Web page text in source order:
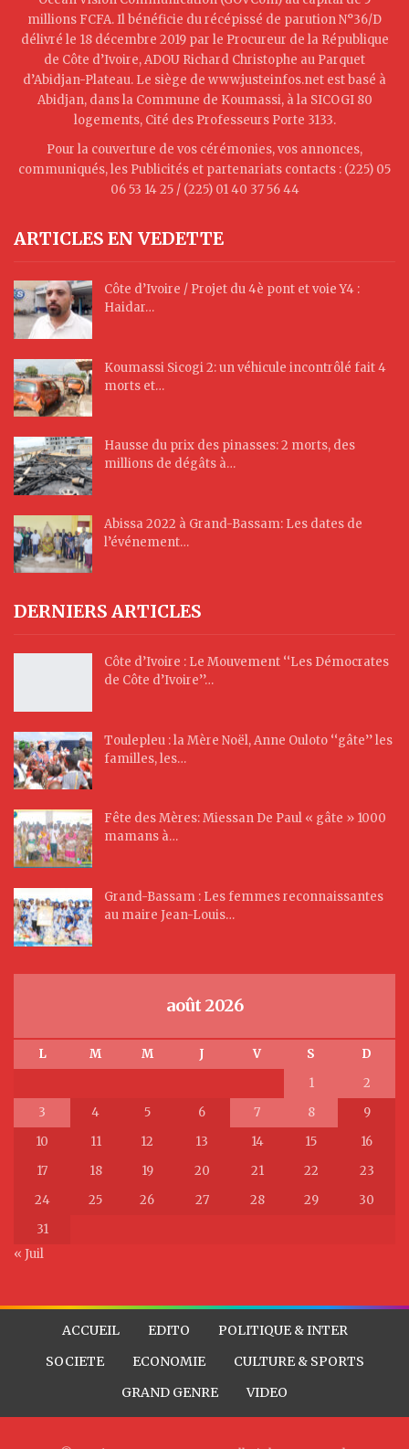
millions FCFA. Il bénéficie du récépissé de parution N°36/D
délivré le 18 décembre 2019 par le Procureur de la République
de Côte d’Ivoire, ADOU Richard Christophe au Parquet
d’Abidjan-Plateau. Le siège de www.justeinfos.net est basé à
Abidjan, dans la Commune de Koumassi, à la SICOGI 80
logements, Cité des Professeurs Porte 3133.
Pour la couverture de vos cérémonies, vos annonces,
communiqués, les Publicités et partenariats contacts : (225) 05
06 53 14 25 / (225) 01 40 37 56 44
ARTICLES EN VEDETTE
Côte d’Ivoire / Projet du 4è pont et voie Y4 :
Haidar…
Koumassi Sicogi 2: un véhicule incontrôlé fait 4
morts et…
Hausse du prix des pinasses: 2 morts, des
millions de dégâts à…
Abissa 2022 à Grand-Bassam: Les dates de
l’événement…
DERNIERS ARTICLES
Côte d’Ivoire : Le Mouvement ‘‘Les Démocrates
de Côte d’Ivoire’’…
Toulepleu : la Mère Noël, Anne Ouloto ‘‘gâte’’ les
familles, les…
Fête des Mères: Miessan De Paul « gâte » 1000
mamans à…
Grand-Bassam : Les femmes reconnaissantes
au maire Jean-Louis…
août 2026
L M M J V S
D
1
2
3
4 5 6 7 8
9
10
11 12 13 14 15
16
17
18 19 20 21 22
23
24
25 26 27 28 29
30
31
« Juil
ACCUEIL EDITO
POLITIQUE & INTER
SOCIETE
ECONOMIE
CULTURE & SPORTS
GRAND GENRE
VIDEO